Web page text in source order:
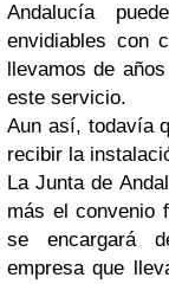
Andalucía
envidiables con
llevamos de
este servicio.
Aun así, todavía
recibir la
La Junta de
más el convenio
se encargará
empresa que